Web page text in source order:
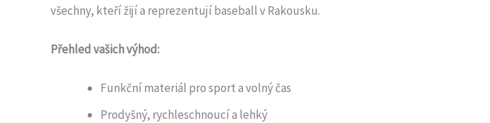
všechny, kteří žijí a reprezentují baseball v Rakousku.
Přehled vašich výhod:
Funkční materiál pro sport a volný čas
Prodyšný, rychleschnoucí a lehký